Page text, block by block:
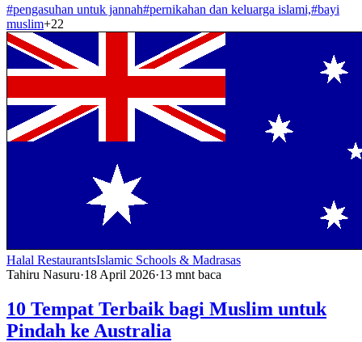
#pengasuhan untuk jannah#pernikahan dan keluarga islami,#bayi
muslim+22
Halal RestaurantsIslamic Schools & Madrasas
Tahiru Nasuru·18 April 2026·13 mnt baca
10 Tempat Terbaik bagi Muslim untuk
Pindah ke Australia